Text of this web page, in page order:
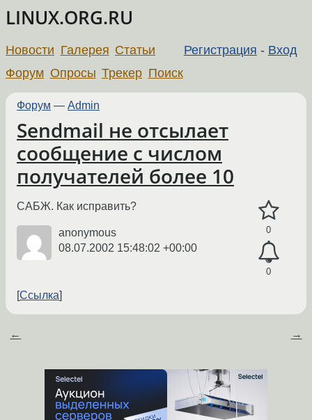
LINUX.ORG.RU
Регистрация - Вход
Новости Галерея Статьи
Форум Опросы Трекер Поиск
Форум — Admin
Sendmail не отсылает
сообщение с числом
получателей более 10
0
0
САБЖ. Как исправить?
anonymous
08.07.2002 15:48:02 +00:00
Ссылка
← →